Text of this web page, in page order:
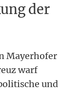
der
Mayerhofer
warf
und